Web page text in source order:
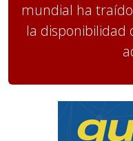
mundial ha
la disponibilidad